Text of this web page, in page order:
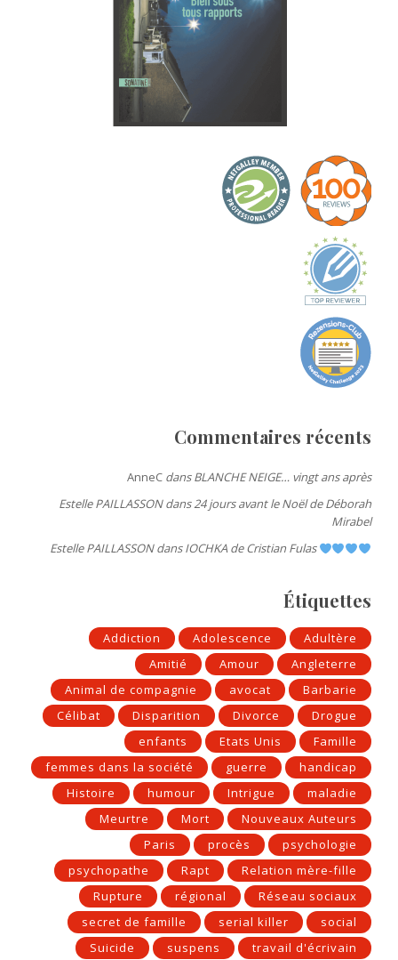
Commentaires récents
AnneC dansBLANCHE NEIGE… vingt ans après
Estelle PAILLASSONdans24 jours avant le Noël de Déborah
Mirabel
Estelle PAILLASSONdansIOCHKA de Cristian Fulas
Étiquettes
Addiction Adolescence
Adultère
Amitié
Amour
Angleterre
Animal de compagnie
avocat
Barbarie
Célibat
Disparition Divorce
Drogue
enfants
Etats Unis
Famille
femmes dans la société
guerre
handicap
Histoire
humour Intrigue
maladie
Meurtre
Mort
Nouveaux Auteurs
Paris
procès
psychologie
psychopathe
Rapt
Relation mère-fille
Rupture
régional
Réseau sociaux
secret de famille
serial killer
social
Suicide
suspens travail d'écrivain